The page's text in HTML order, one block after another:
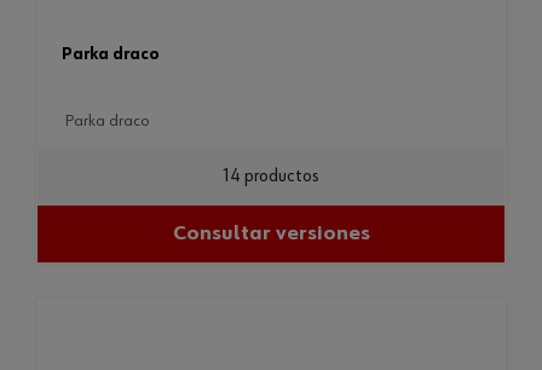
parka draco
parka draco
14 productos
Consultar versiones